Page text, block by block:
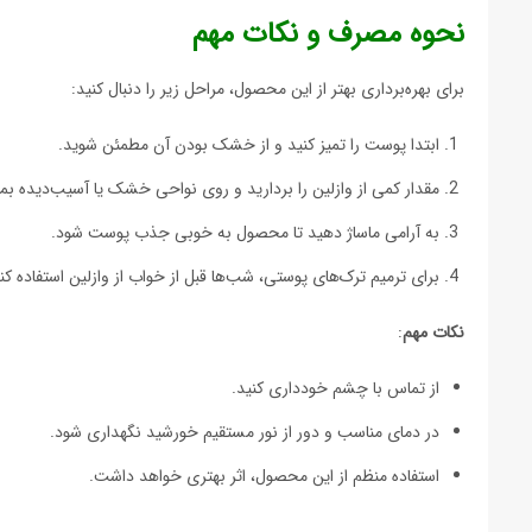
نحوه مصرف و نکات مهم
برای بهره‌برداری بهتر از این محصول، مراحل زیر را دنبال کنید:
ابتدا پوست را تمیز کنید و از خشک بودن آن مطمئن شوید.
مقدار کمی از وازلین را بردارید و روی نواحی خشک یا آسیب‌دیده
به آرامی ماساژ دهید تا محصول به خوبی جذب پوست شود.
برای ترمیم ترک‌های پوستی، شب‌ها قبل از خواب از وازلین استفاده
نکات مهم:
از تماس با چشم خودداری کنید.
در دمای مناسب و دور از نور مستقیم خورشید نگهداری شود.
استفاده منظم از این محصول، اثر بهتری خواهد داشت.